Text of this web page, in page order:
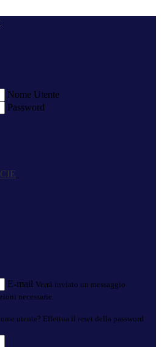
Nome Utente
Password
E-mail Verrà inviato un messaggio
necessarie.
utente? Effettua il reset della password